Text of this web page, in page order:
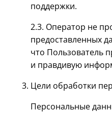
поддержки.
2.3. Оператор не
предоставленных
что Пользователь
и правдивую
Цели обработки
Персональные